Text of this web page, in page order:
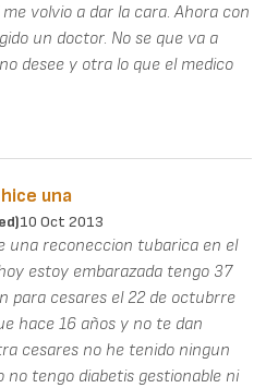
volvio a dar la cara. Ahora con
un doctor. No se que va a
desee y otra lo que el medico
una
10 Oct 2013
una reconeccion tubarica en el
estoy embarazada tengo 37
para cesares el 22 de octubrre
hace 16 años y no te dan
cesares no he tenido ningun
no tengo diabetis gestionable ni